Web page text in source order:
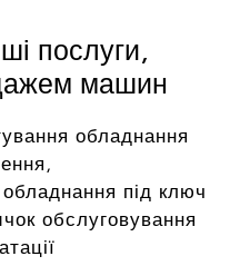
послуги,
машин
обладнання
під ключ
обслуговування